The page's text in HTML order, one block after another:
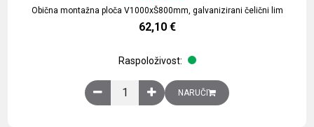
Obična montažna ploča V1000xŠ800mm, galvanizirani čelični lim
62,10 €
Raspoloživost:
Obična montažna ploča V1000xŠ800mm,
NARUČI